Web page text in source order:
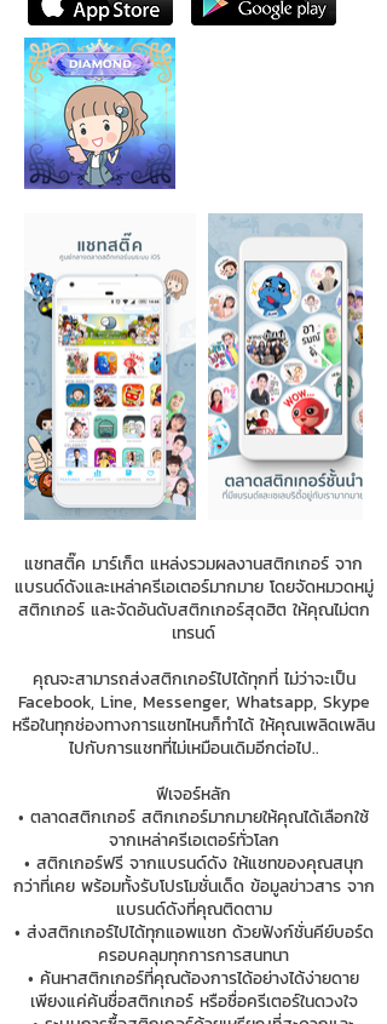
แชทสติ๊ค มาร์เก็ต แหล่งรวมผลงานสติกเกอร์ จาก
แบรนด์ดังและเหล่าครีเอเตอร์มากมาย โดยจัดหมวดหมู่
สติกเกอร์ และจัดอันดับสติกเกอร์สุดฮิต ให้คุณไม่ตก
เทรนด์
คุณจะสามารถส่งสติกเกอร์ไปได้ทุกที่ ไม่ว่าจะเป็น
Facebook, Line, Messenger, Whatsapp, Skype
หรือในทุกช่องทางการแชทไหนก็ทำได้ ให้คุณเพลิดเพลิน
ไปกับการแชทที่ไม่เหมือนเดิมอีกต่อไป..
ฟีเจอร์หลัก
• ตลาดสติกเกอร์ สติกเกอร์มากมายให้คุณได้เลือกใช้
จากเหล่าครีเอเตอร์ทั่วโลก
• สติกเกอร์ฟรี จากแบรนด์ดัง ให้แชทของคุณสนุก
กว่าที่เคย พร้อมทั้งรับโปรโมชั่นเด็ด ข้อมูลข่าวสาร จาก
แบรนด์ดังที่คุณติดตาม
• ส่งสติกเกอร์ไปได้ทุกแอพแชท ด้วยฟังก์ชั่นคีย์บอร์ด
ครอบคลุมทุกการการสนทนา
• ค้นหาสติกเกอร์ที่คุณต้องการได้อย่างได้ง่ายดาย
เพียงแค่ค้นชื่อสติกเกอร์ หรือชื่อครีเตอร์ในดวงใจ